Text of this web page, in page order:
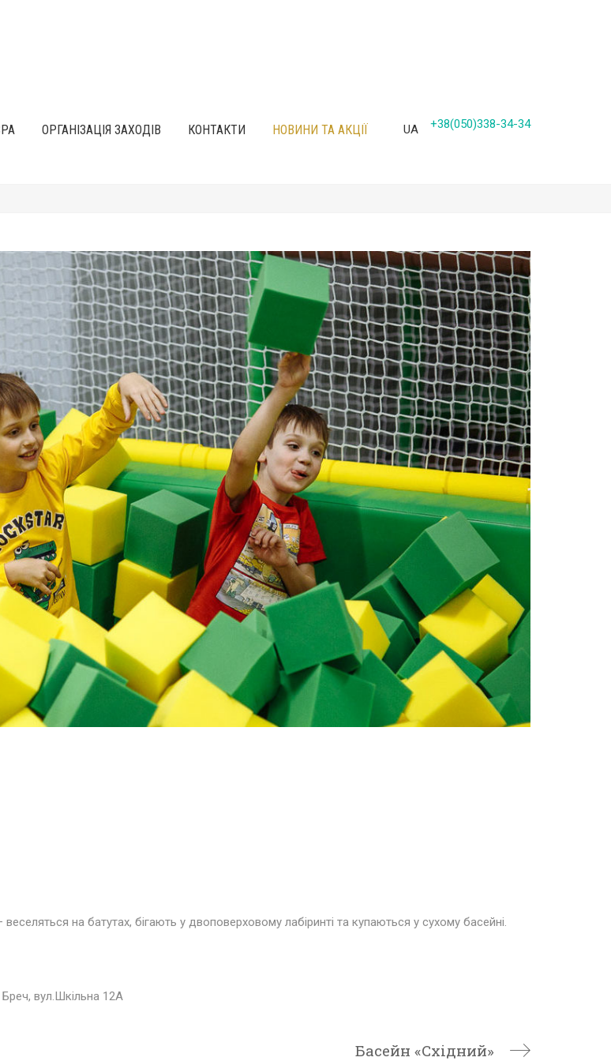
ОРГАНІЗАЦІЯ ЗАХОДІВ КОНТАКТИ НОВИНИ ТА АКЦІЇ UA +38(050)338-34-34
на батутах, бігають у двоповерховому лабіринті та купаються у сухому басейні.
вул.Шкільна 12А
Басейн «Східний»